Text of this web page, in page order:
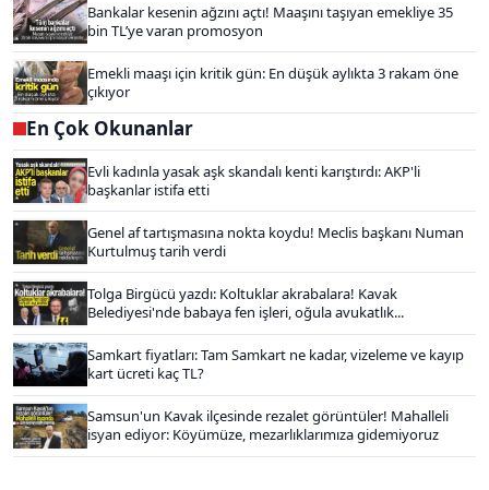
Bankalar kesenin ağzını açtı! Maaşını taşıyan emekliye 35
bin TL’ye varan promosyon
Emekli maaşı için kritik gün: En düşük aylıkta 3 rakam öne
çıkıyor
En Çok Okunanlar
Evli kadınla yasak aşk skandalı kenti karıştırdı: AKP'li
başkanlar istifa etti
Genel af tartışmasına nokta koydu! Meclis başkanı Numan
Kurtulmuş tarih verdi
Tolga Birgücü yazdı: Koltuklar akrabalara! Kavak
Belediyesi'nde babaya fen işleri, oğula avukatlık...
Samkart fiyatları: Tam Samkart ne kadar, vizeleme ve kayıp
kart ücreti kaç TL?
Samsun'un Kavak ilçesinde rezalet görüntüler! Mahalleli
isyan ediyor: Köyümüze, mezarlıklarımıza gidemiyoruz